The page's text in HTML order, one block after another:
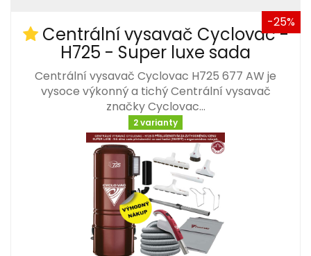
-25%
Centrální vysavač Cyclovac -
H725 - Super luxe sada
Centrální vysavač Cyclovac H725 677 AW je
vysoce výkonný a tichý Centrální vysavač
značky Cyclovac…
2 varianty